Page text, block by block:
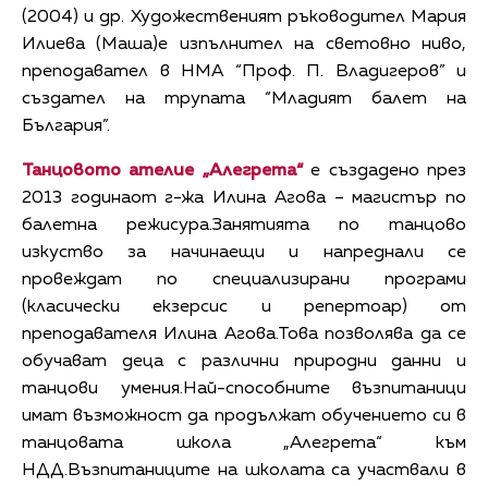
(2004) и др. Художественият ръководител Мария
Илиева (Маша)е изпълнител на световно ниво,
преподавател в НМА “Проф. П. Владигеров” и
създател на трупата “Младият балет на
България”.
Танцовото ателие „Алегрета“е създадено през
2013 годинаот г-жа Илина Агова – магистър по
балетна режисура.Занятията по танцово
изкуство за начинаещи и напреднали се
провеждат по специализирани програми
(класически екзерсис и репертоар) от
преподавателя Илина Агова.Това позволява да се
обучават деца с различни природни данни и
танцови умения.Най-способните възпитаници
имат възможност да продължат обучението си в
танцовата школа „Алегрета“ към
НДД.Възпитаниците на школата са участвали в